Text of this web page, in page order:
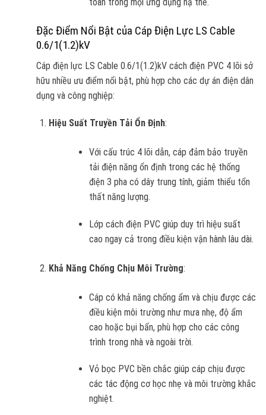
toàn trong mọi ứng dụng hạ thế.
Đặc Điểm Nổi Bật của Cáp Điện Lực LS Cable
0.6/1(1.2)kV
Cáp điện lực LS Cable 0.6/1(1.2)kV cách điện PVC 4 lõi sở
hữu nhiều ưu điểm nổi bật, phù hợp cho các dự án điện dân
dụng và công nghiệp:
Hiệu Suất Truyền Tải Ổn Định:
Với cấu trúc 4 lõi dẫn, cáp đảm bảo truyền
tải điện năng ổn định trong các hệ thống
điện 3 pha có dây trung tính, giảm thiểu tổn
thất năng lượng.
Lớp cách điện PVC giúp duy trì hiệu suất
cao ngay cả trong điều kiện vận hành lâu dài.
Khả Năng Chống Chịu Môi Trường:
Cáp có khả năng chống ẩm và chịu được các
điều kiện môi trường như mưa nhẹ, độ ẩm
cao hoặc bụi bẩn, phù hợp cho các công
trình trong nhà và ngoài trời.
Vỏ bọc PVC bền chắc giúp cáp chịu được
các tác động cơ học nhẹ và môi trường khắc
nghiệt.